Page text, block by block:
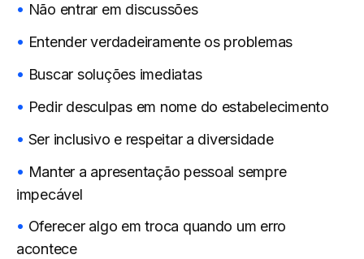
Não entrar em discussões
Entender verdadeiramente os problemas
Buscar soluções imediatas
Pedir desculpas em nome do estabelecimento
Ser inclusivo e respeitar a diversidade
Manter a apresentação pessoal sempre
impecável
Oferecer algo em troca quando um erro
acontece